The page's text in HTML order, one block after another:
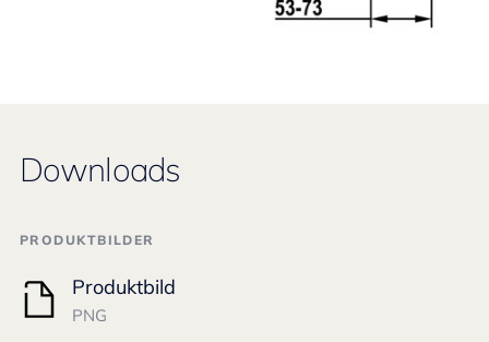
Downloads
PRODUKTBILDER
Produktbild
PNG